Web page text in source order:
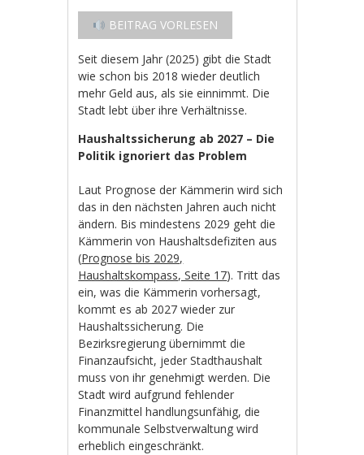
BEITRAG VORLESEN
Seit diesem Jahr (2025) gibt die Stadt
wie schon bis 2018 wieder deutlich
mehr Geld aus, als sie einnimmt. Die
Stadt lebt über ihre Verhältnisse.
Haushaltssicherung ab 2027 – Die
Politik ignoriert das Problem
Laut Prognose der Kämmerin wird sich
das in den nächsten Jahren auch nicht
ändern. Bis mindestens 2029 geht die
Kämmerin von Haushaltsdefiziten aus
(Prognose bis 2029,
Haushaltskompass, Seite 17). Tritt das
ein, was die Kämmerin vorhersagt,
kommt es ab 2027 wieder zur
Haushaltssicherung. Die
Bezirksregierung übernimmt die
Finanzaufsicht, jeder Stadthaushalt
muss von ihr genehmigt werden. Die
Stadt wird aufgrund fehlender
Finanzmittel handlungsunfähig, die
kommunale Selbstverwaltung wird
erheblich eingeschränkt.